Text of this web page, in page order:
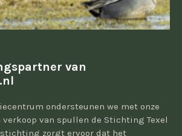
van
ondersteunen we met onze
van spullen de Stichting Texel
stichting zorgt ervoor dat het